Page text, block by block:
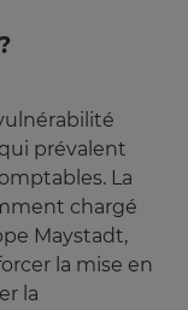
prévalent
La
chargé
Maystadt,
la mise en
la